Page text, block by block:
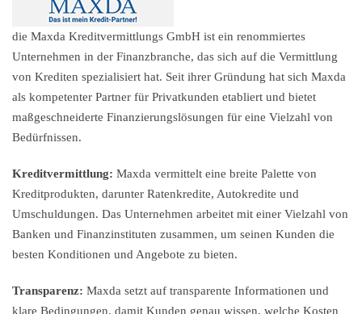
die Maxda Kreditvermittlungs GmbH ist ein renommiertes
Unternehmen in der Finanzbranche, das sich auf die Vermittlung
von Krediten spezialisiert hat. Seit ihrer Gründung hat sich Maxda
als kompetenter Partner für Privatkunden etabliert und bietet
maßgeschneiderte Finanzierungslösungen für eine Vielzahl von
Bedürfnissen.
Kreditvermittlung: Maxda vermittelt eine breite Palette von
Kreditprodukten, darunter Ratenkredite, Autokredite und
Umschuldungen. Das Unternehmen arbeitet mit einer Vielzahl von
Banken und Finanzinstituten zusammen, um seinen Kunden die
besten Konditionen und Angebote zu bieten.
Transparenz: Maxda setzt auf transparente Informationen und
klare Bedingungen, damit Kunden genau wissen, welche Kosten